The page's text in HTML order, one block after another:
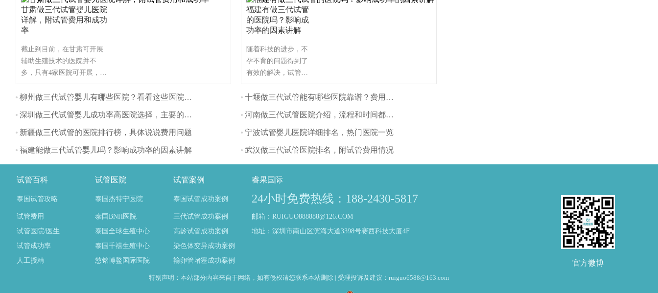
甘肃做三代试管婴儿医院
详解，附试管费用和成功
率
截止到目前，在甘肃可开展
辅助生殖技术的医院并不
多，只有4家医院可开展，这
代试管婴儿技术，甘肃不孕
州开展试管婴儿技术，这里
为大家整理甘肃试管医院名
试管婴儿流程、费用、成功
率，可点击在线咨询，询问
专业顾问，解决相关问题）
柳州做三代试管婴儿有哪些医院？看看这些医院排名
深圳做三代试管婴儿成功率高医院选择，主要的流程有哪些？
新疆做三代试管的医院排行榜，具体说说费用问题
福建能做三代试管婴儿吗？影响成功率的因素讲解
福建有做三代试管
的医院吗？影响成
功率的因素讲解
随着科技的进步，不
孕不育的问题得到了
有效的解决，试管婴
的辅助生殖技术，被
受。那么福建有哪些
比较好的三代试管医
看吧！（如果还想了
解更多的试管婴儿流
程、费用、成功率，
问专业顾问，解决相
关问题）
十堰做三代试管能有哪些医院靠谱？费用方面多吗？
河南做三代试管医院介绍，流程和时间都是怎样的
宁波试管婴儿医院详细排名，热门医院一览
武汉做三代试管医院排名，附试管费用情况
试管百科 试管医院 试管案例 睿果国际
泰国试管攻略 泰国杰特宁医院 泰国试管成功案例 24小时免费热线：188-2430-5817
试管费用 泰国BNH医院 三代试管成功案例
邮箱：RUIGUO888888@126.COM
试管医院/医生
泰国全球生殖中心 高龄试管成功案例
地址：深圳市南山区滨海大道3398号赛西科技大厦4F
试管成功率
泰国千禧生殖中心
染色体变异成功案例
人工授精
慈铭博鳌国际医院 输卵管堵塞成功案例
特别声明：本站部分内容来自于网络，如有侵权请您联系本站删除 | 受理投诉及建议：ruiguo6588@163.com
官方微博